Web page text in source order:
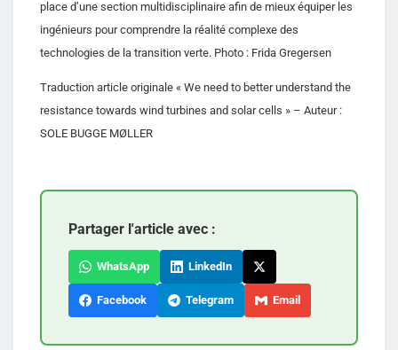
place d’une section multidisciplinaire afin de mieux équiper les
ingénieurs pour comprendre la réalité complexe des
technologies de la transition verte. Photo : Frida Gregersen
Traduction article originale « We need to better understand the
resistance towards wind turbines and solar cells » – Auteur :
SOLE BUGGE MØLLER
Partager l'article avec :
WhatsApp LinkedIn
Facebook Telegram Email